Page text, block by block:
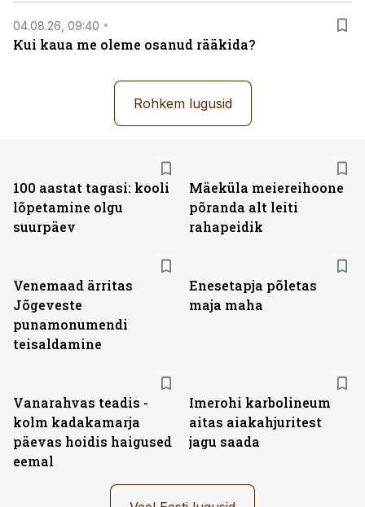
04.08.26, 09:40
Kui kaua me oleme osanud rääkida?
Rohkem lugusid
100 aastat tagasi: kooli
lõpetamine olgu
suurpäev
Mäeküla meiereihoone
põranda alt leiti
rahapeidik
Venemaad ärritas
Jõgeveste
punamonumendi
teisaldamine
Enesetapja põletas
maja maha
Vanarahvas teadis -
kolm kadakamarja
päevas hoidis haigused
eemal
Imerohi karbolineum
aitas aiakahjuritest
jagu saada